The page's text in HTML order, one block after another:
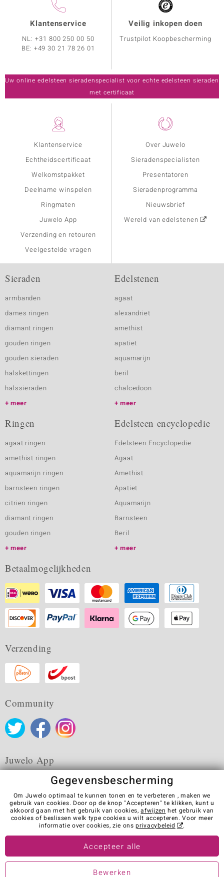
Klantenservice
Echtheidscertificaat
Welkomstpakket
Deelname winspelen
Ringmaten
Juwelo App
Verzending en retouren
Veelgestelde vragen
Over Juwelo
Sieradenspecialisten
Presentatoren
Sieradenprogramma
Nieuwsbrief
Wereld van edelstenen
Klantenservice
NL:+31 800 250 00 50
BE: +49 30 21 78 26 01
Veilig inkopen doen
Trustpilot Koopbescherming
Uw online edelsteen sieradenspecialist voor echte edelsteen sieraden
met certificaat
Sieraden
armbanden
dames ringen
diamant ringen
gouden ringen
gouden sieraden
halskettingen
halssieraden
meer
Edelstenen
agaat
alexandriet
amethist
apatiet
aquamarijn
beril
chalcedoon
meer
Ringen
agaat ringen
amethist ringen
aquamarijn ringen
barnsteen ringen
citrien ringen
diamant ringen
gouden ringen
meer
Edelsteen encyclopedie
Edelsteen Encyclopedie
Agaat
Amethist
Apatiet
Aquamarijn
Barnsteen
Beril
meer
Betaalmogelijkheden
Verzending
Community
Juwelo App
Algemene verkoopvoorwaarden Privacybeleid
Cookies
Colofon
Contact
Contract herroepen
Visit our stores in other countries:
Gegevensbescherming
Om Juwelo optimaal te kunnen tonen en te verbeteren , maken we
gebruik van cookies. Door op de knop "Accepteren" te klikken, kunt u
akkoord gaan met het gebruik van cookies,afwijzen het gebruik van
cookies of beslissen welk type cookies u wilt accepteren. Voor meer
informatie over cookies, zie onsprivacybeleid .
Accepteer alle
Bewerken